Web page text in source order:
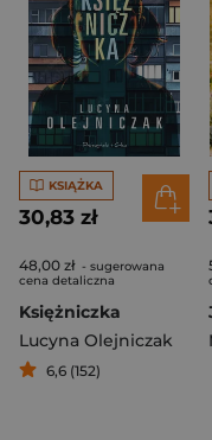
KSIĄŻKA
30,83 zł
48,00 zł - sugerowana
cena detaliczna
Księżniczka
Lucyna Olejniczak
6,6 (152)